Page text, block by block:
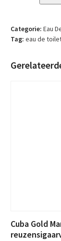
Eau
De
sigaarvorm
Categorie: Eau
Tag: eau de
Cuba Gold